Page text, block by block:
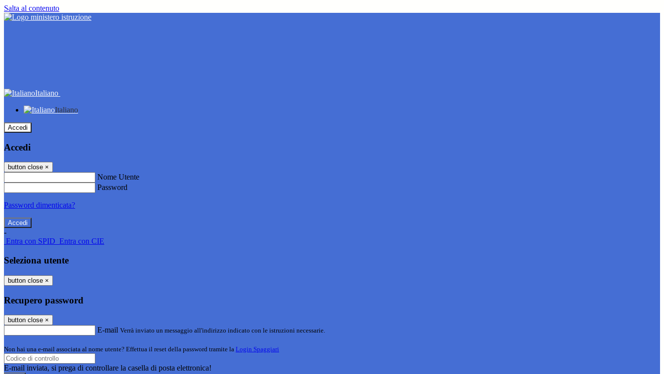
Salta al contenuto
Italiano
Italiano
Accedi
Accedi
button close ×
Nome Utente
Password
Password dimenticata?
-
Entra con SPID Entra con CIE
Seleziona utente
button close ×
Recupero password
button close ×
E-mail Verrà inviato un messaggio all'indirizzo indicato con le istruzioni necessarie.
Non hai una e-mail associata al nome utente? Effettua il reset della password tramite la Login Spaggiari
E-mail inviata, si prega di controllare la casella di posta elettronica!